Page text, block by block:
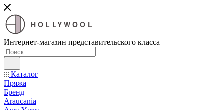
HOLLYWOOL
Интернет-магазин представительского класса
Каталог
Пряжа
Бренд
Araucania